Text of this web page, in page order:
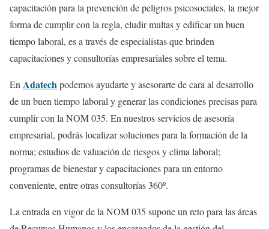
capacitación para la prevención de peligros psicosociales, la mejor
forma de cumplir con la regla, eludir multas y edificar un buen
tiempo laboral, es a través de especialistas que brinden
capacitaciones y consultorías empresariales sobre el tema.
En Adatechpodemos ayudarte y asesorarte de cara al desarrollo
de un buen tiempo laboral y generar las condiciones precisas para
cumplir con la NOM 035. En nuestros servicios de asesoría
empresarial, podrás localizar soluciones para la formación de la
norma; estudios de valuación de riesgos y clima laboral;
programas de bienestar y capacitaciones para un entorno
conveniente, entre otras consultorías 360º.
La entrada en vigor de la NOM 035 supone un reto para las áreas